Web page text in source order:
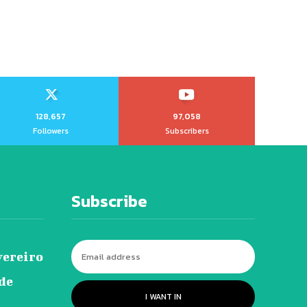
128,657
Followers
97,058
Subscribers
Subscribe
I WANT IN